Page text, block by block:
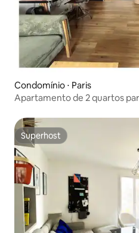
Condomínio ⋅ Paris
Apartamento de 2 quartos
Superhost
Superhost